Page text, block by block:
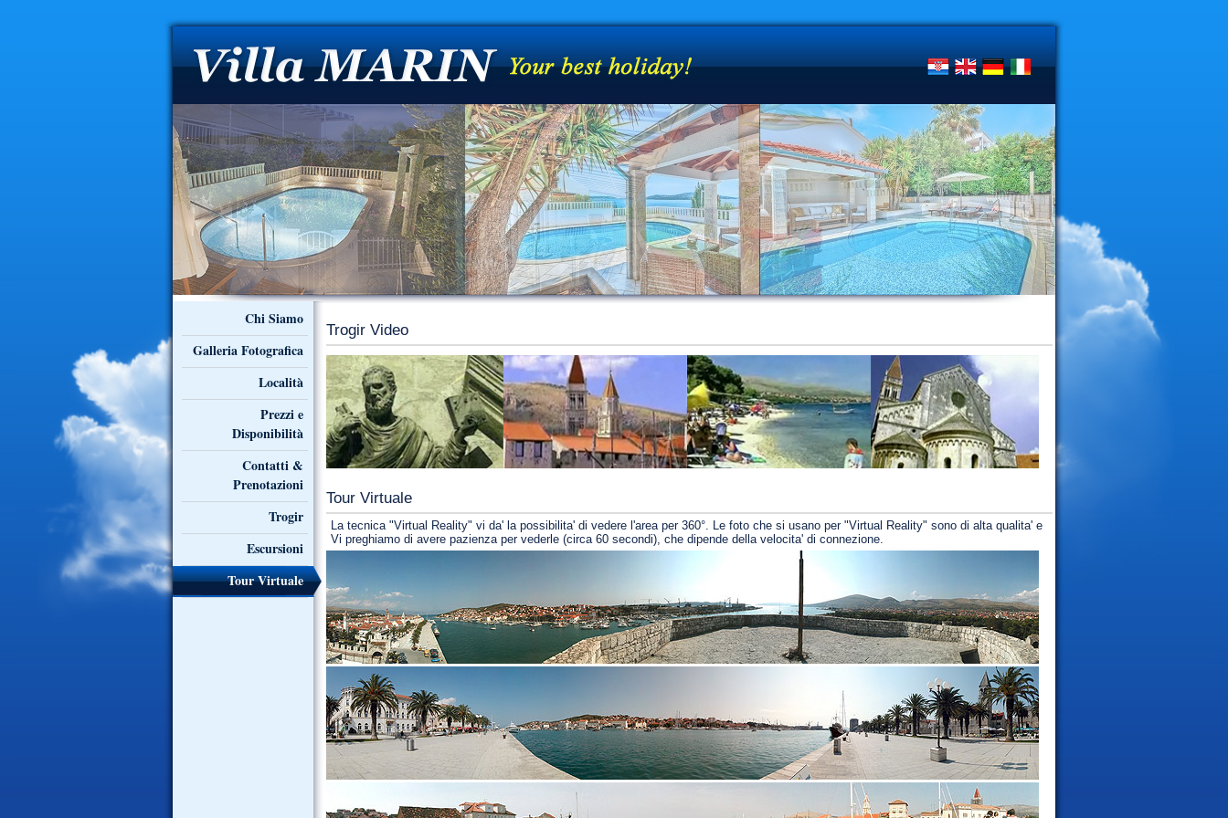
Chi Siamo
Galleria Fotografica
Località
Prezzi e
Disponibilità
Contatti &
Prenotazioni
Trogir
Escursioni
Tour Virtuale
Trogir Video
Tour Virtuale
La tecnica "Virtual Reality" vi da' la possibilita' di vedere l'area per 360°. Le foto che si usano per "Virtual Reality" sono di alta qualita' e
Vi preghiamo di avere pazienza per vederle (circa 60 secondi), che dipende della velocita' di connezione.